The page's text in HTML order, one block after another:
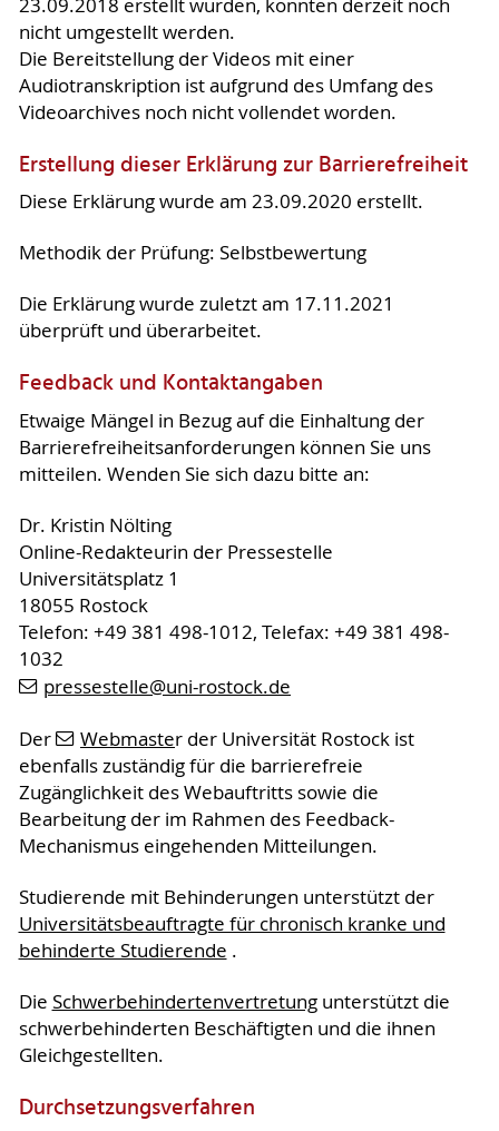
23.09.2018 erstellt wurden, konnten derzeit noch
nicht umgestellt werden.
Die Bereitstellung der Videos mit einer
Audiotranskription ist aufgrund des Umfang des
Videoarchives noch nicht vollendet worden.
Erstellung dieser Erklärung zur Barrierefreiheit
Diese Erklärung wurde am 23.09.2020 erstellt.
Methodik der Prüfung: Selbstbewertung
Die Erklärung wurde zuletzt am 17.11.2021
überprüft und überarbeitet.
Feedback und Kontaktangaben
Etwaige Mängel in Bezug auf die Einhaltung der
Barrierefreiheitsanforderungen können Sie uns
mitteilen. Wenden Sie sich dazu bitte an:
Dr. Kristin Nölting
Online-Redakteurin der Pressestelle
Universitätsplatz 1
18055 Rostock
Telefon: +49 381 498-1012, Telefax: +49 381 498-
1032
pressestelle@uni-rostock.de
Der Webmaster der Universität Rostock ist
ebenfalls zuständig für die barrierefreie
Zugänglichkeit des Webauftritts sowie die
Bearbeitung der im Rahmen des Feedback-
Mechanismus eingehenden Mitteilungen.
Studierende mit Behinderungen unterstützt der
Universitätsbeauftragte für chronisch kranke und
behinderte Studierende .
Die Schwerbehindertenvertretungunterstützt die
schwerbehinderten Beschäftigten und die ihnen
Gleichgestellten.
Durchsetzungsverfahren